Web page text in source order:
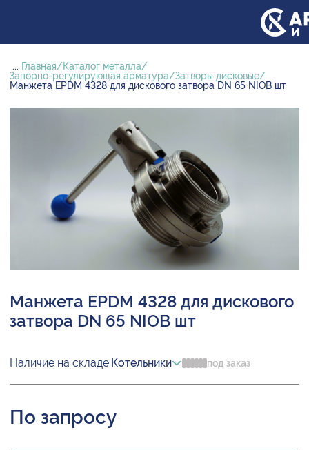
... Главная
Каталог металла
Запорно-регулирующая арматура
Затворы дисковые
Манжета EPDM 4328 для дискового затвора DN 65 NIOB шт
Манжета EPDM 4328 для дискового
затвора DN 65 NIOB шт
Наличие на складе:Котельники под заказ
По запросу